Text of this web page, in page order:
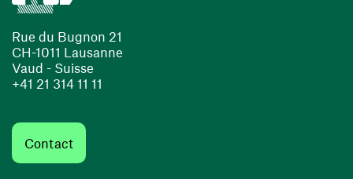
Rue du Bugnon 21
CH-1011 Lausanne
Vaud - Suisse
+41 21 314 11 11
Contact